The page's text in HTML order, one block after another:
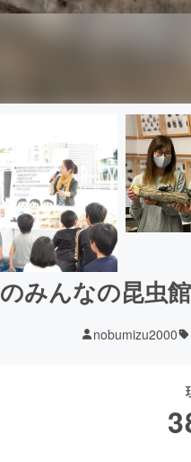
みんなの昆虫
nobumizu2000